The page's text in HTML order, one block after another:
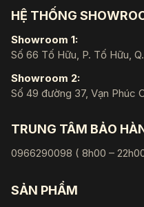
HỆ THỐNG
Showroom 1:
Số 66 Tố Hữu, P. Tố Hữu,
Showroom 2:
Số 49 đường 37, Vạn Phúc
TRUNG TÂM BẢO
0966290098 ( 8h00 –
SẢN PHẨM